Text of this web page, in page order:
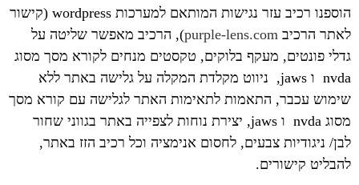
הוספנו רכיב עזר נגישות המותאם למערכות wordpress (קישור
לאתר הרכיב purple-lens.com), הרכיב מאפשר שליטה על
גדלי פונטים, מעקף בלוקים, טקסטים מנחים לקורא מסך מסוג
nvda ו jaws, ניווט מקלדת המקלה על גלישה באתר ללא
שימוש עכבר, התאמות לתאימות האתר לגלישה עם קורא מסך
מסוג nvda ו jaws, יצירת נוחות לצפייה באתר בגווני שחור
לבן/ ניגודיות צבעים, לחסום אנימציה וכל רכיב הזז באתר,
להבליט קישורים.